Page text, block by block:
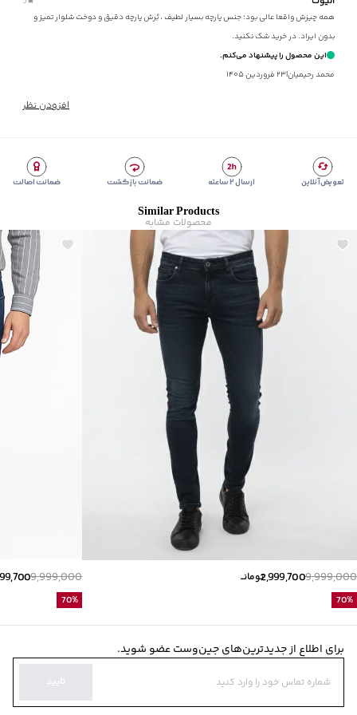
مناسب برای
نوع جیب
دو جیب مورب در جلو، دو جیب فیلتابی در پشت
زیر گروه شلوار
همه چیزش واقعا عالی بود؛ جنس پارچه بسیار لطیف ، بُرش پارچه دقیق و دوخت شلوار تمیز و
بدون ایراد. در خرید شک نکنید.
این محصول را پیشنهاد می‌کنم.
محمد رحيميان|۲۳ فروردین ۱۴۰۵
افزودن نظر
تعویض آنلاین ارسال ۲ ساعته ضمانت بازگشت ضمانت اصالت
Similar Products
محصولات مشابه
9,999,000
2,999,700تومانــ
70%
9,999,000
70%
برای اطلاع از جدیدترین‌های جین‌وست عضو شوید.
تایید